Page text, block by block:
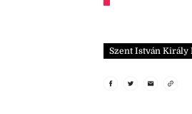
Szent István Király